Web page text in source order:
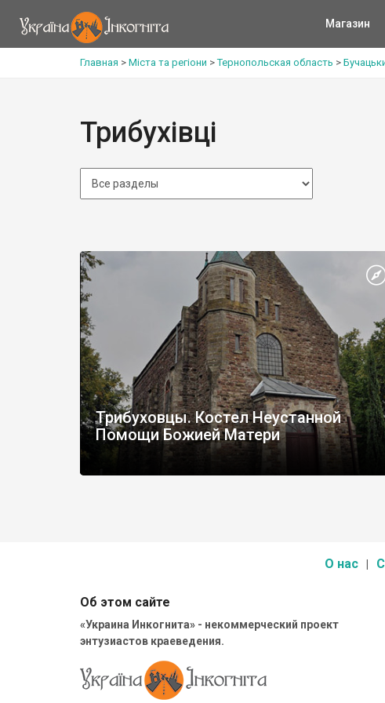
Магазин
Главная > Міста та регіони >Тернопольская область >
Трибухівці
Трибуховцы. Костел Неустанной
Помощи Божией Матери
О нас
Об этом сайте
«Украина Инкогнита» - некоммерческий проект
энтузиастов краеведения.